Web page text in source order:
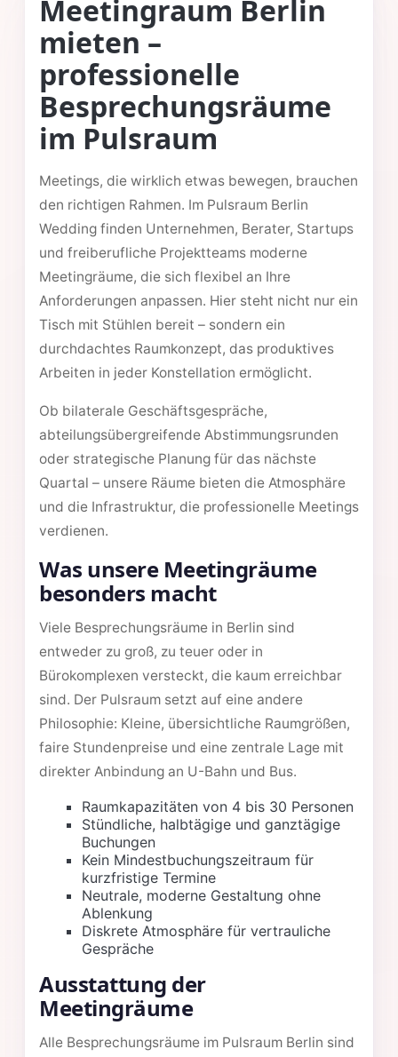
Meetingraum Berlin
mieten –
professionelle
Besprechungsräume
im Pulsraum
Meetings, die wirklich etwas bewegen, brauchen
den richtigen Rahmen. Im Pulsraum Berlin
Wedding finden Unternehmen, Berater, Startups
und freiberufliche Projektteams moderne
Meetingräume, die sich flexibel an Ihre
Anforderungen anpassen. Hier steht nicht nur ein
Tisch mit Stühlen bereit – sondern ein
durchdachtes Raumkonzept, das produktives
Arbeiten in jeder Konstellation ermöglicht.
Ob bilaterale Geschäftsgespräche,
abteilungsübergreifende Abstimmungsrunden
oder strategische Planung für das nächste
Quartal – unsere Räume bieten die Atmosphäre
und die Infrastruktur, die professionelle Meetings
verdienen.
Was unsere Meetingräume
besonders macht
Viele Besprechungsräume in Berlin sind
entweder zu groß, zu teuer oder in
Bürokomplexen versteckt, die kaum erreichbar
sind. Der Pulsraum setzt auf eine andere
Philosophie: Kleine, übersichtliche Raumgrößen,
faire Stundenpreise und eine zentrale Lage mit
direkter Anbindung an U-Bahn und Bus.
Raumkapazitäten von 4 bis 30 Personen
Stündliche, halbtägige und ganztägige
Buchungen
Kein Mindestbuchungszeitraum für
kurzfristige Termine
Neutrale, moderne Gestaltung ohne
Ablenkung
Diskrete Atmosphäre für vertrauliche
Gespräche
Ausstattung der
Meetingräume
Alle Besprechungsräume im Pulsraum Berlin sind